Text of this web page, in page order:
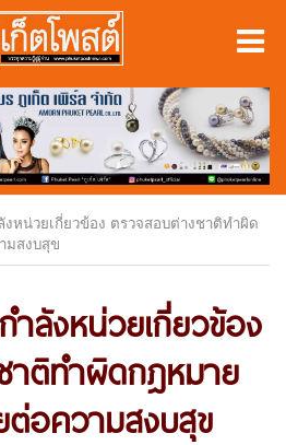
หน่วยเกี่ยวข้อง ตรวจสอบต่างชาติทำผิด
มสงบสุข
ลังหน่วยเกี่ยวข้อง
าติทำผิดกฎหมาย
อความสงบสุข